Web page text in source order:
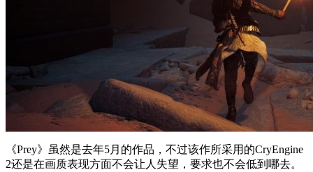
《Prey》虽然是去年5月的作品，不过该作所采用的CryEngine
2还是在画质表现方面不会让人失望，要求也不会低到哪去。